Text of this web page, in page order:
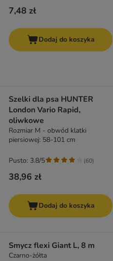
7,48 zł
Dodaj do koszyka
Szelki dla psa HUNTER
London Vario Rapid,
oliwkowe
Rozmiar M - obwód klatki
piersiowej: 58-101 cm
38,96 zł
Pusto: 3.8/5 (60)
Dodaj do koszyka
Smycz flexi Giant L, 8 m
Czarno-żółta